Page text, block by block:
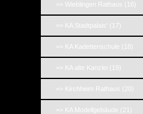
=> Wieblingen Rathaus (16)
=> KA Stadtpalais' (17)
=> KA Kadettenschule (18)
=> KA alte Kanzlei (19)
=> Kirchheim Rathaus (20)
=> KA Modellgebäude (21)